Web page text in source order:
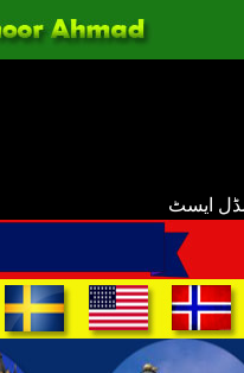
ایسٹ